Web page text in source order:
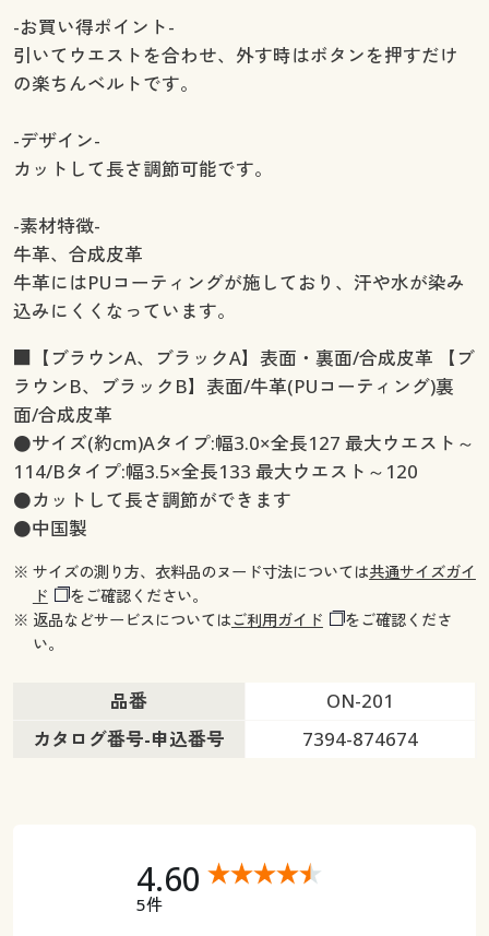
-お買い得ポイント-
引いてウエストを合わせ、外す時はボタンを押すだけ
の楽ちんベルトです。
-デザイン-
カットして長さ調節可能です。
-素材特徴-
牛革、合成皮革
牛革にはPUコーティングが施しており、汗や水が染み
込みにくくなっています。
■【ブラウンA、ブラックA】表面・裏面/合成皮革 【ブ
ラウンB、ブラックB】表面/牛革(PUコーティング)裏
面/合成皮革
●サイズ(約cm)Aタイプ:幅3.0×全長127 最大ウエスト～
114/Bタイプ:幅3.5×全長133 最大ウエスト～120
●カットして長さ調節ができます
●中国製
※ サイズの測り方、衣料品のヌード寸法については共通サイズガイ
ド
をご確認ください。
※ 返品などサービスについてはご利用ガイド
をご確認くださ
い。
品番
ON-201
カタログ番号-申込番号
7394-874674
4.60
5件